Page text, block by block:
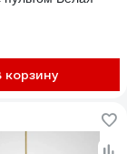
корзину